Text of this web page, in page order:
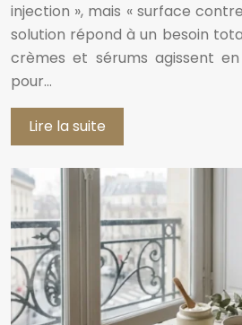
injection », mais « surface
solution répond à un besoin
crèmes et sérums agissent
pour…
Lire la suite